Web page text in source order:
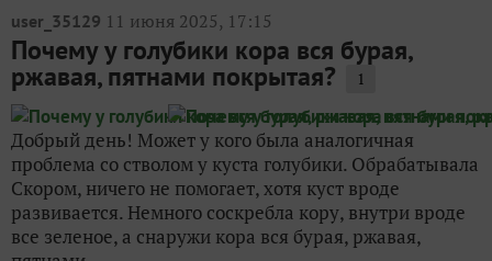
user_35129 11 июня 2025, 17:15
Почему у голубики кора вся бурая,
ржавая, пятнами покрытая? 1
Добрый день! Может у кого была аналогичная
проблема со стволом у куста голубики. Обрабатывала
Скором, ничего не помогает, хотя куст вроде
развивается. Немного соскребла кору, внутри вроде
все зеленое, а снаружи кора вся бурая, ржавая,